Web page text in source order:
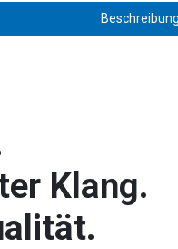
Beschreibung
Klang.